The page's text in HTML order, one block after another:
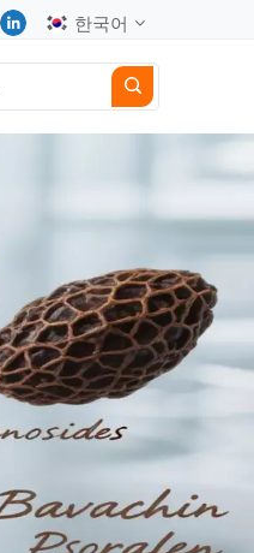
한국어
Español
日本語
한국어